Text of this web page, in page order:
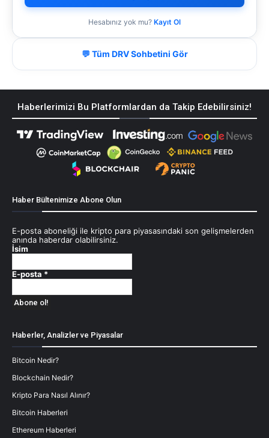
Hesabınız yok mu? Kayıt Ol
💬 Tüm DRV Sohbetini Gör
Haberlerimizi Bu Platformlardan da Takip Edebilirsiniz!
Haber Bültenimize Abone Olun
E-posta aboneliği ile kripto para piyasasındaki son gelişmelerden
anında haberdar olabilirsiniz.
İsim
E-posta *
Haberler, Analizler ve Piyasalar
Bitcoin Nedir?
Blockchain Nedir?
Kripto Para Nasıl Alınır?
Bitcoin Haberleri
Ethereum Haberleri